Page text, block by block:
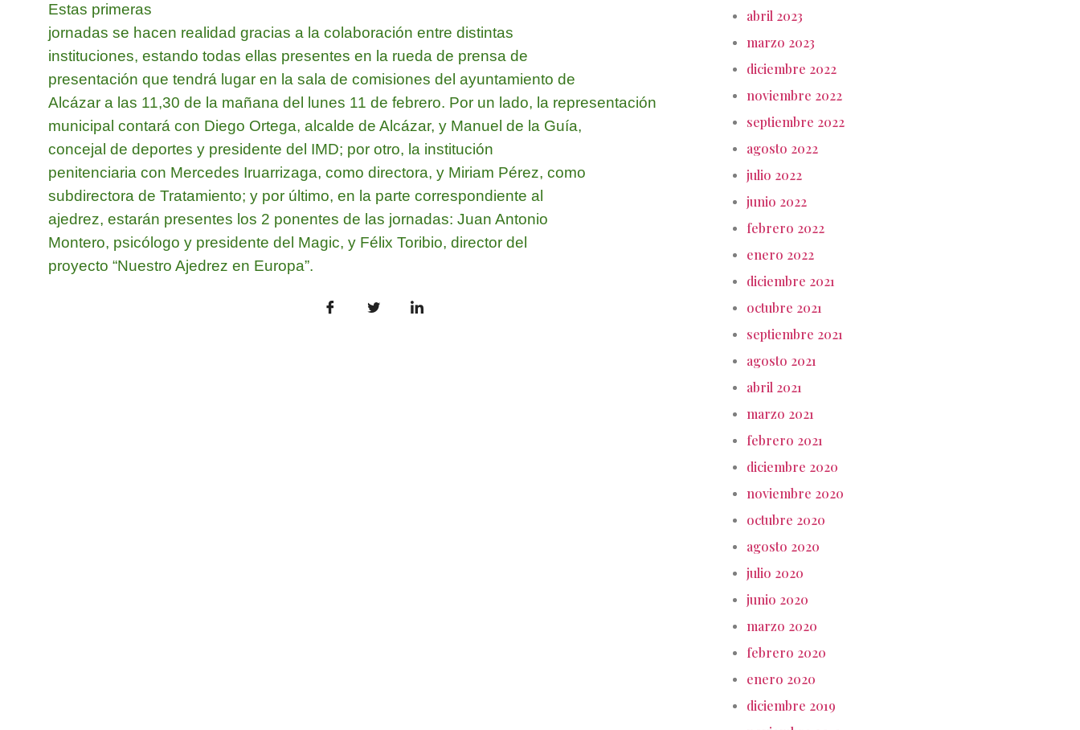
Estas primeras
jornadas se hacen realidad gracias a la colaboración entre distintas
instituciones, estando todas ellas presentes en la rueda de prensa de
presentación que tendrá lugar en la sala de comisiones del ayuntamiento de
Alcázar a las 11,30 de la mañana del lunes 11 de febrero. Por un lado, la representación
municipal contará con Diego Ortega, alcalde de Alcázar, y Manuel de la Guía,
concejal de deportes y presidente del IMD; por otro, la institución
penitenciaria con Mercedes Iruarrizaga, como directora, y Miriam Pérez, como
subdirectora de Tratamiento; y por último, en la parte correspondiente al
ajedrez, estarán presentes los 2 ponentes de las jornadas: Juan Antonio
Montero, psicólogo y presidente del Magic, y Félix Toribio, director del
proyecto “Nuestro Ajedrez en Europa”.
abril 2023
marzo 2023
diciembre 2022
noviembre 2022
septiembre 2022
agosto 2022
julio 2022
junio 2022
febrero 2022
enero 2022
diciembre 2021
octubre 2021
septiembre 2021
agosto 2021
abril 2021
marzo 2021
febrero 2021
diciembre 2020
noviembre 2020
octubre 2020
agosto 2020
julio 2020
junio 2020
marzo 2020
febrero 2020
enero 2020
diciembre 2019